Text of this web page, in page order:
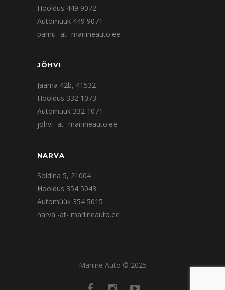
Hooldus 449 9072
Automüük 449 9071
parnu -at- mariineauto.ee
JÕHVI
Jaama 42b, 41532
Hooldus 332 1073
Automüük 332 1071
johvi -at- mariineauto.ee
NARVA
Soldina 5, 21004
Hooldus 354 5043
Automüük 354 5015
narva -at- mariineauto.ee
Mariine Auto © 2025